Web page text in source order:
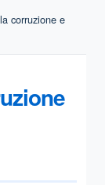
corruzione e